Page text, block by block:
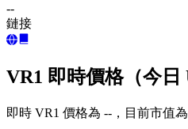
--
鏈接
VR1 即時價格（今日
即時 VR1 價格為 --，目前市值